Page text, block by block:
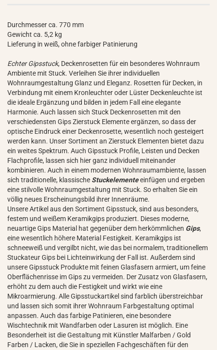
Durchmesser ca. 770 mm
Gewicht ca. 5,2 kg
Lieferung in weiß, ohne farbiger Patinierung
Echter Gipsstuck, Deckenrosetten für ein besonderes Wohnraum
Ambiente mit Stuck. Verleihen Sie ihrer individuellen
Wohnraumgestaltung Glanz und Eleganz. Rosetten für Decken, in
Verbindung mit einem Kronleuchter oder Lüster Deckenleuchte ist
die ideale Ergänzung und bilden in jedem Fall eine elegante
Harmonie. Auch lassen sich Stuck Deckenrosetten mit den
verschiedensten Gips Zierstuck Elemente ergänzen, so dass der
optische Eindruck einer Deckenrosette, wesentlich noch gesteigert
werden kann. Unser Sortiment an Zierstuck Elementen bietet dazu
ein weites Spektrum. Auch Gipsstuck Profile, Leisten und Decken
Flachprofile, lassen sich hier ganz individuell miteinander
kombinieren. Auch in einem modernen Wohnraumambiente, lassen
sich traditionelle, klassische Stuckelementeeinfügen und ergeben
eine stilvolle Wohnraumgestaltung mit Stuck. So erhalten Sie ein
völlig neues Erscheinungsbild ihrer Innenräume.
Unsere Artikel aus den Sortiment Gipsstuck, sind aus besonders,
festem und weißem Keramikgips produziert. Dieses moderne,
neuartige Gips Material hat gegenüber dem herkömmlichen Gips,
eine wesentlich höhere Material Festigkeit. Keramikgips ist
schneeweiß und vergilbt nicht, wie das bei normalem, traditionellem
Stuckateur Gips bei Lichteinwirkung der Fall ist. Außerdem sind
unsere Gipsstuck Produkte mit feinen Glasfasern armiert, um feine
Oberflächenrisse im Gips zu vermeiden. Der Zusatz von Glasfasern,
erhöht zu dem auch die Festigkeit und wirkt wie eine
Mikroarmierung. Alle Gipsstuckartikel sind farblich überstreichbar
und lassen sich somit ihrer Wohnraum Farbgestaltung optimal
anpassen. Auch das farbige Patinieren, eine besondere
Wischtechnik mit Wandfarben oder Lasuren ist möglich. Eine
Besonderheit ist die Gestaltung mit Künstler Malfarben / Gold
Farben / Lacken, die Sie in speziellen Fachgeschäften für den